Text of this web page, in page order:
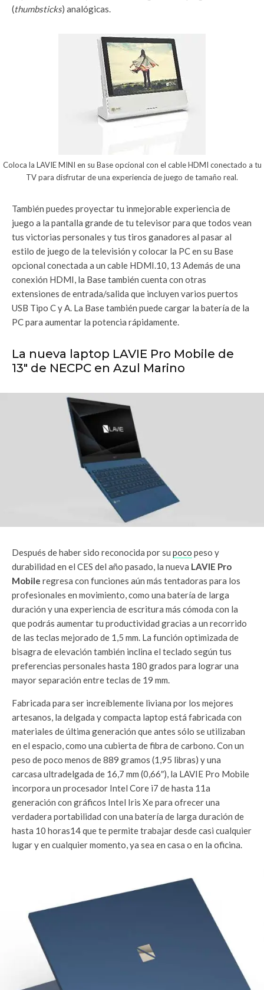
(thumbsticks) analógicas.
Coloca la LAVIE MINI en su Base opcional con el cable HDMI conectado a tu
TV para disfrutar de una experiencia de juego de tamaño real.
También puedes proyectar tu inmejorable experiencia de
juego a la pantalla grande de tu televisor para que todos vean
tus victorias personales y tus tiros ganadores al pasar al
estilo de juego de la televisión y colocar la PC en su Base
opcional conectada a un cable HDMI.10, 13 Además de una
conexión HDMI, la Base también cuenta con otras
extensiones de entrada/salida que incluyen varios puertos
USB Tipo C y A. La Base también puede cargar la batería de la
PC para aumentar la potencia rápidamente.
La nueva laptop LAVIE Pro Mobile de
13″ de NECPC en Azul Marino
Después de haber sido reconocida por su poco peso y
durabilidad en el CES del año pasado, la nueva LAVIE Pro
Mobile regresa con funciones aún más tentadoras para los
profesionales en movimiento, como una batería de larga
duración y una experiencia de escritura más cómoda con la
que podrás aumentar tu productividad gracias a un recorrido
de las teclas mejorado de 1,5 mm. La función optimizada de
bisagra de elevación también inclina el teclado según tus
preferencias personales hasta 180 grados para lograr una
mayor separación entre teclas de 19 mm.
Fabricada para ser increíblemente liviana por los mejores
artesanos, la delgada y compacta laptop está fabricada con
materiales de última generación que antes sólo se utilizaban
en el espacio, como una cubierta de fibra de carbono. Con un
peso de poco menos de 889 gramos (1,95 libras) y una
carcasa ultradelgada de 16,7 mm (0,66″), la LAVIE Pro Mobile
incorpora un procesador Intel Core i7 de hasta 11a
generación con gráficos Intel Iris Xe para ofrecer una
verdadera portabilidad con una batería de larga duración de
hasta 10 horas14 que te permite trabajar desde casi cualquier
lugar y en cualquier momento, ya sea en casa o en la oficina.